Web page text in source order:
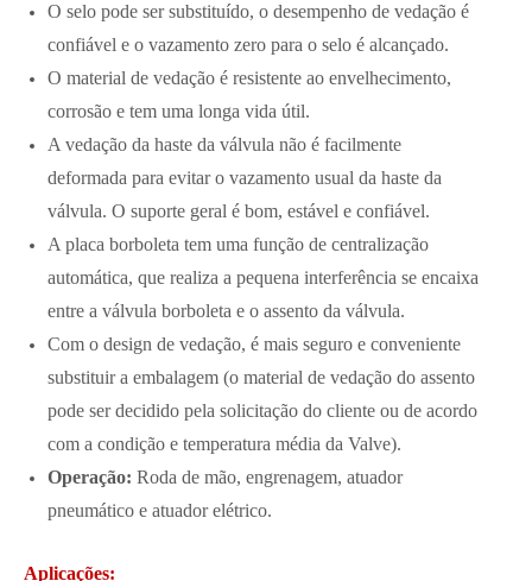
O selo pode ser substituído, o desempenho de vedação é
confiável e o vazamento zero para o selo é alcançado.
O material de vedação é resistente ao envelhecimento,
corrosão e tem uma longa vida útil.
A vedação da haste da válvula não é facilmente
deformada para evitar o vazamento usual da haste da
válvula. O suporte geral é bom, estável e confiável.
A placa borboleta tem uma função de centralização
automática, que realiza a pequena interferência se encaixa
entre a válvula borboleta e o assento da válvula.
Com o design de vedação, é mais seguro e conveniente
substituir a embalagem (o material de vedação do assento
pode ser decidido pela solicitação do cliente ou de acordo
com a condição e temperatura média da Valve).
Operação: Roda de mão, engrenagem, atuador
pneumático e atuador elétrico.
Aplicações: